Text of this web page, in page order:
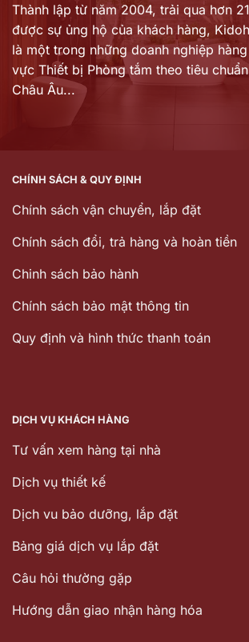
Thành lập từ năm 2004, trải qua hơn
được sự ủng hộ của khách hàng,
là một trong những doanh nghiệp
vực Thiết bị Phòng tắm theo tiêu
Châu Âu...
CHÍNH SÁCH & QUY ĐỊNH
Chính sách vận chuyển, lắp đặt
Chính sách đổi, trả hàng và hoàn tiền
Chinh sách bảo hành
Chính sách bảo mật thông tin
Quy định và hình thức thanh toán
DỊCH VỤ KHÁCH HÀNG
Tư vấn xem hàng tại nhà
Dịch vụ thiết kế
Dịch vu bảo dưỡng, lắp đặt
Bảng giá dịch vụ lắp đặt
Câu hỏi thường gặp
Hướng dẫn giao nhận hàng hóa